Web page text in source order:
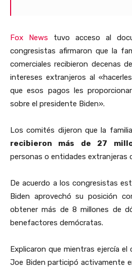
Fox News tuvo acceso al
congresistas afirmaron que la
comerciales recibieron decenas
intereses extranjeros al
que esos pagos les
sobre el presidente Biden».
Los comités dijeron que la
recibieron más de 27
personas o entidades extranjeras
De acuerdo a los congresistas
Biden aprovechó su posición
obtener más de 8 millones de
benefactores demócratas.
Explicaron que mientras ejercía el
Joe Biden participó activamente